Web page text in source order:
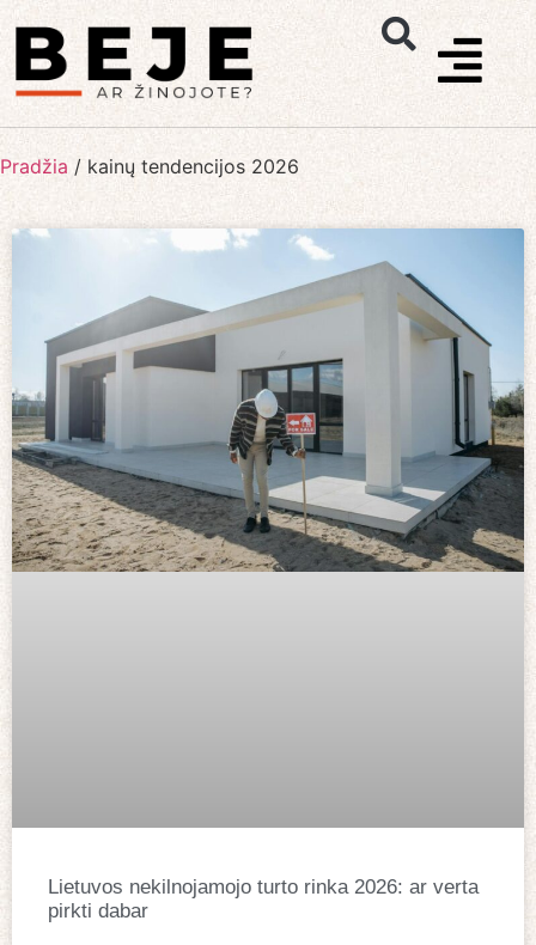
Pradžia / kainų tendencijos 2026
Lietuvos nekilnojamojo turto rinka 2026: ar verta
pirkti dabar